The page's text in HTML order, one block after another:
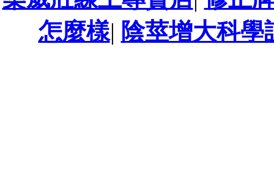
怎麼樣| 陰莖增大科學